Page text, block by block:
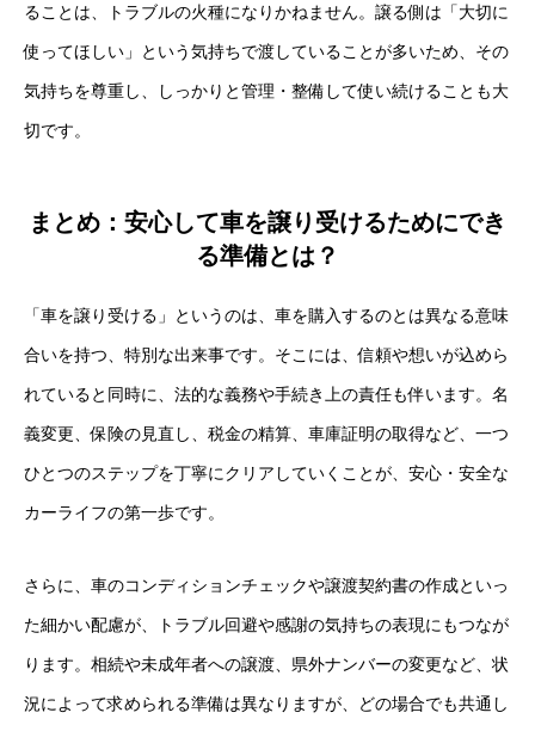
ることは、トラブルの火種になりかねません。譲る側は「大切に
使ってほしい」という気持ちで渡していることが多いため、その
気持ちを尊重し、しっかりと管理・整備して使い続けることも大
切です。
まとめ：安心して車を譲り受けるためにでき
る準備とは？
「車を譲り受ける」というのは、車を購入するのとは異なる意味
合いを持つ、特別な出来事です。そこには、信頼や想いが込めら
れていると同時に、法的な義務や手続き上の責任も伴います。名
義変更、保険の見直し、税金の精算、車庫証明の取得など、一つ
ひとつのステップを丁寧にクリアしていくことが、安心・安全な
カーライフの第一歩です。
さらに、車のコンディションチェックや譲渡契約書の作成といっ
た細かい配慮が、トラブル回避や感謝の気持ちの表現にもつなが
ります。相続や未成年者への譲渡、県外ナンバーの変更など、状
況によって求められる準備は異なりますが、どの場合でも共通し